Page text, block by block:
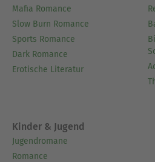
Mafia Romance
Slow Burn Romance
Sports Romance
Dark Romance
Erotische Literatur
Kinder & Jugend
Jugendromane
Romance